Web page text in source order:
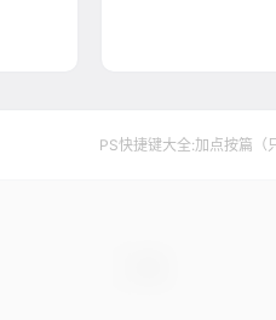
PS快捷键大全:加点按篇（